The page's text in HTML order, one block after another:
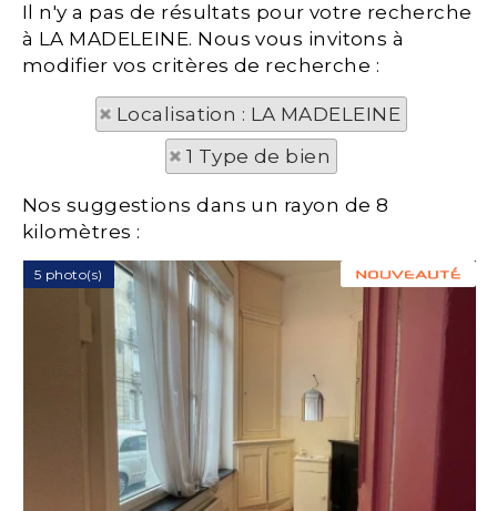
Il n'y a pas de résultats pour votre recherche
à LA MADELEINE. Nous vous invitons à
modifier vos critères de recherche :
Localisation : LA MADELEINE
1 Type de bien
Nos suggestions dans un rayon de 8
kilomètres :
5 photo(s)